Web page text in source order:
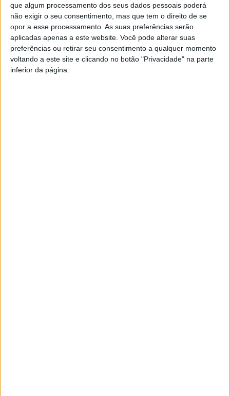
que algum processamento dos seus dados pessoais poderá
não exigir o seu consentimento, mas que tem o direito de se
opor a esse processamento. As suas preferências serão
aplicadas apenas a este website. Você pode alterar suas
preferências ou retirar seu consentimento a qualquer momento
voltando a este site e clicando no botão "Privacidade" na parte
inferior da página.
chuva, vento forte e agitação marítima no centro e sul.
Esta e outras notícias para ouvir na Estação Diária – 96.8
FM ou emwww.968.fm